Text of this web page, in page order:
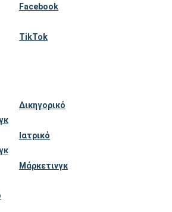
Facebook
TikTok
Δικηγορικό
Ιατρικό
Μάρκετινγκ